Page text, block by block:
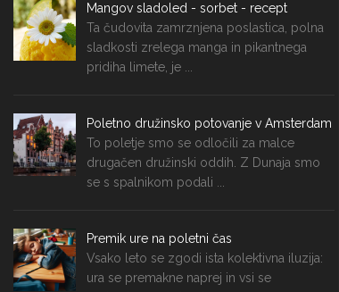
Mangov sladoled - sorbet - recept
Ta čudovita zamrznjena poslastica, polna
sladkosti zrelega manga in pikantnega
pridiha limete, je ...
Poletno družinsko potovanje v Amsterdam
To poletje smo se odločili za malce
drugačen družinski oddih. Z Dunaja smo
se s spalnikom podali ...
Premik ure na poletni čas
Vsako leto se zgodi ista kolektivna iluzija:
ura se premakne naprej in vsi se